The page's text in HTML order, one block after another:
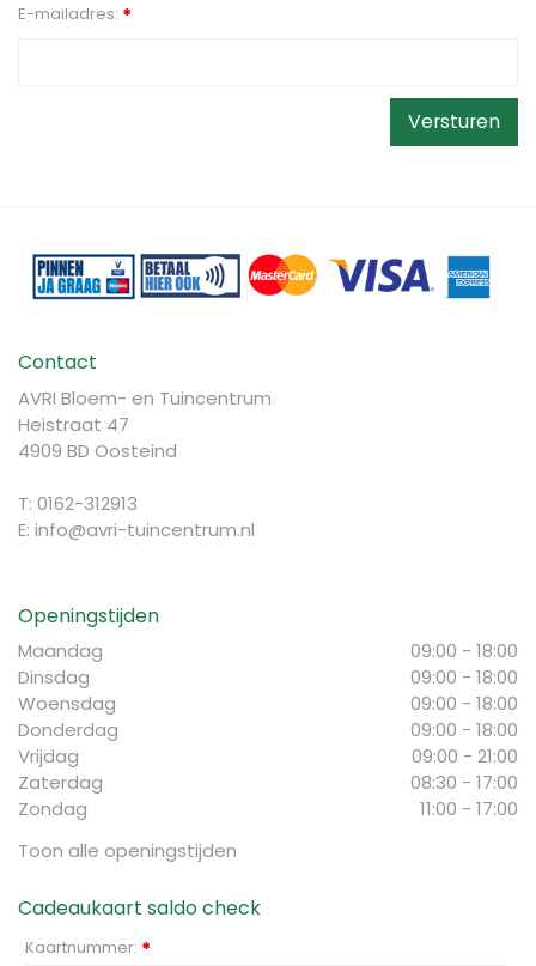
E-mailadres: *
Contact
AVRI Bloem- en Tuincentrum
Heistraat 47
4909 BD Oosteind
T: 0162-312913
E: info@avri-tuincentrum.nl
Openingstijden
Maandag
09:00 - 18:00
Dinsdag
09:00 - 18:00
Woensdag
09:00 - 18:00
Donderdag
09:00 - 18:00
Vrijdag
09:00 - 21:00
Zaterdag
08:30 - 17:00
Zondag
11:00 - 17:00
Toon alle openingstijden
Cadeaukaart saldo check
Kaartnummer: *